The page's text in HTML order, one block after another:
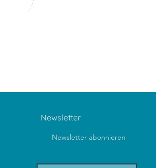
Newsletter
Newsletter abonnieren